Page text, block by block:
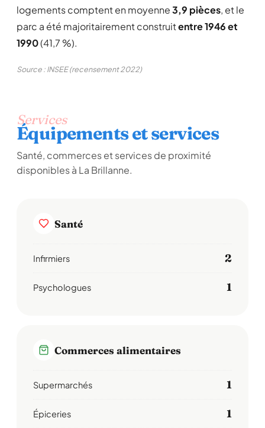
logements comptent en moyenne3,9 pièces, et le
parc a été majoritairement construitentre 1946 et
1990(41,7 %).
Source : INSEE (recensement 2022)
Services
Équipements et services
Santé, commerces et services de proximité
disponibles à La Brillanne.
Santé
Infirmiers 2
Psychologues 1
Commerces alimentaires
Supermarchés 1
Épiceries 1